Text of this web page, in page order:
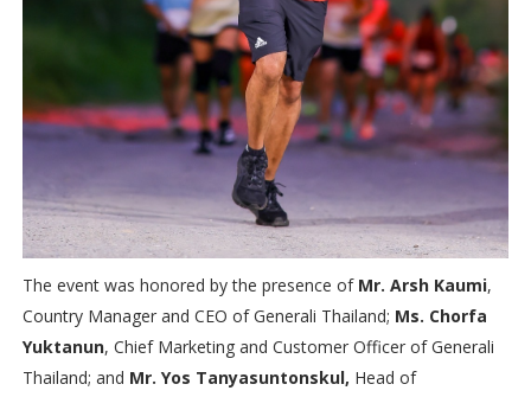
The event was honored by the presence of Mr. Arsh Kaumi,
Country Manager and CEO of Generali Thailand; Ms. Chorfa
Yuktanun, Chief Marketing and Customer Officer of Generali
Thailand; and Mr. Yos Tanyasuntonskul, Head of